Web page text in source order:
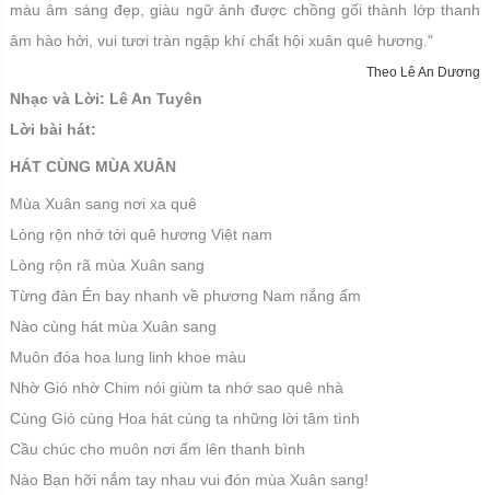
màu âm sáng đẹp, giàu ngữ ảnh được chồng gối thành lớp thanh
âm hào hởi, vui tươi tràn ngập khí chất hội xuân quê hương."
Theo Lê An Dương
Nhạc và Lời: Lê An Tuyên
Lời bài hát:
HÁT CÙNG MÙA XUÂN
Mùa Xuân sang nơi xa quê
Lòng rộn nhớ tới quê hương Việt nam
Lòng rộn rã mùa Xuân sang
Từng đàn Én bay nhanh về phương Nam nắng ấm
Nào cùng hát mùa Xuân sang
Muôn đóa hoa lung linh khoe màu
Nhờ Gió nhờ Chim nói giùm ta nhớ sao quê nhà
Cùng Gió cùng Hoa hát cùng ta những lời tâm tình
Cầu chúc cho muôn nơi ấm lên thanh bình
Nào Bạn hỡi nắm tay nhau vui đón mùa Xuân sang!